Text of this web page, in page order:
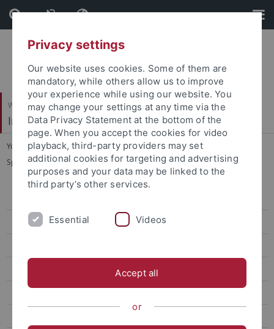
Skip
to
content
Skip
to
footer
Wirtschafts- und Sozialwissenschaftliche Fakultät
Institut für Sportwissenschaft
You are here: Startseite
...
Sportökonomik, Sportmanagement und Sportpublizistik
Team
Privacy settings
Our website uses cookies. Some of them are
mandatory, while others allow us to improve
your experience while using our website. You
may change your settings at any time via the
Data Privacy Statement at the bottom of the
page. When you accept the cookies for video
playback, third-party providers may set
additional cookies for targeting and advertising
purposes and your data may be linked to the
third party’s other services.
Essential Videos
Accept all
or